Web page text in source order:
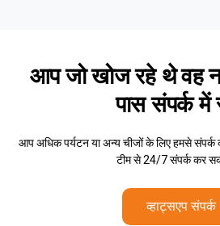
आप जो खोज रहे थे वह
पाससंपर्क में
आप अधिक पर्यटन या अन्य चीजों के लिए हमसे
टीम से 24/7 संपर्क कर
व्हाट्सएप संपर्क